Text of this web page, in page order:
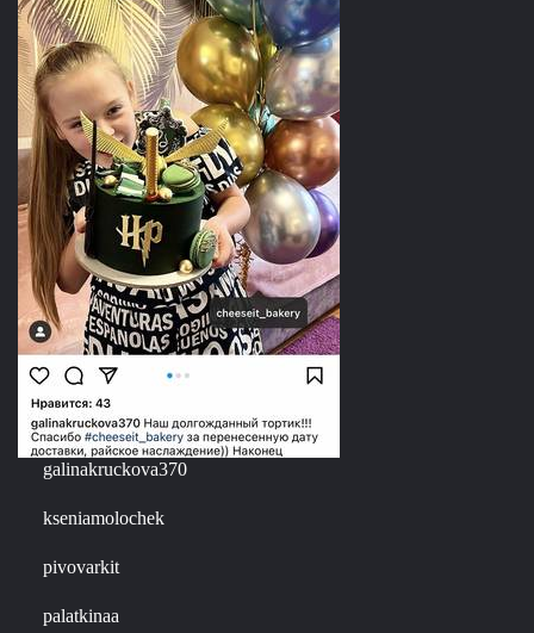
galinakruckova370
kseniamolochek
pivovarkit
palatkinaa